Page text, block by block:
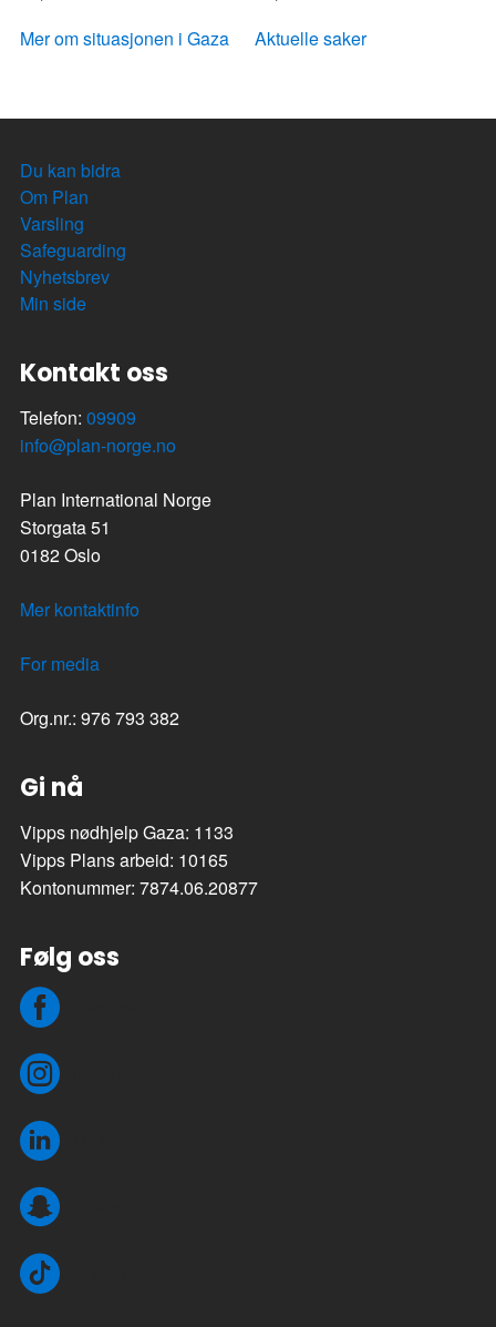
Mer om situasjonen i Gaza Aktuelle saker
Du kan bidra
Om Plan
Varsling
Safeguarding
Nyhetsbrev
Min side
Kontakt oss
Telefon: 09909
info@plan-norge.no
Plan International Norge
Storgata 51
0182 Oslo
Mer kontaktinfo
For media
Org.nr.: 976 793 382
Gi nå
Vipps nødhjelp Gaza: 1133
Vipps Plans arbeid: 10165
Kontonummer: 7874.06.20877
Følg oss